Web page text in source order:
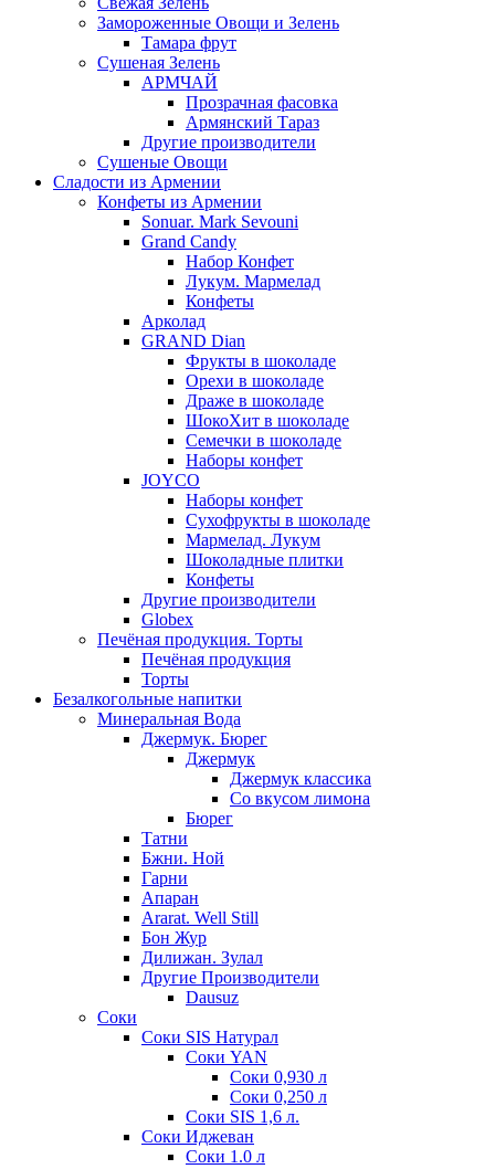
Замороженные Овощи и Зелень
Тамара фрут
Сушеная Зелень
АРМЧАЙ
Прозрачная фасовка
Армянский Тараз
Другие производители
Сушеные Овощи
Сладости из Армении
Конфеты из Армении
Sonuar. Mark Sevouni
Grand Candy
Набор Конфет
Лукум. Мармелад
Конфеты
Арколад
GRAND Dian
Фрукты в шоколаде
Орехи в шоколаде
Драже в шоколаде
ШокоХит в шоколаде
Семечки в шоколаде
Наборы конфет
JOYCO
Наборы конфет
Сухофрукты в шоколаде
Мармелад. Лукум
Шоколадные плитки
Конфеты
Другие производители
Globex
Печёная продукция. Торты
Печёная продукция
Торты
Безалкогольные напитки
Минеральная Вода
Джермук. Бюрег
Джермук
Джермук классика
Со вкусом лимона
Бюрег
Татни
Бжни. Ной
Гарни
Апаран
Ararat. Well Still
Бон Жур
Дилижан. Зулал
Другие Производители
Dausuz
Соки
Соки SIS Натурал
Соки YAN
Соки 0,930 л
Соки 0,250 л
Соки SIS 1,6 л.
Соки Иджеван
Соки 1.0 л